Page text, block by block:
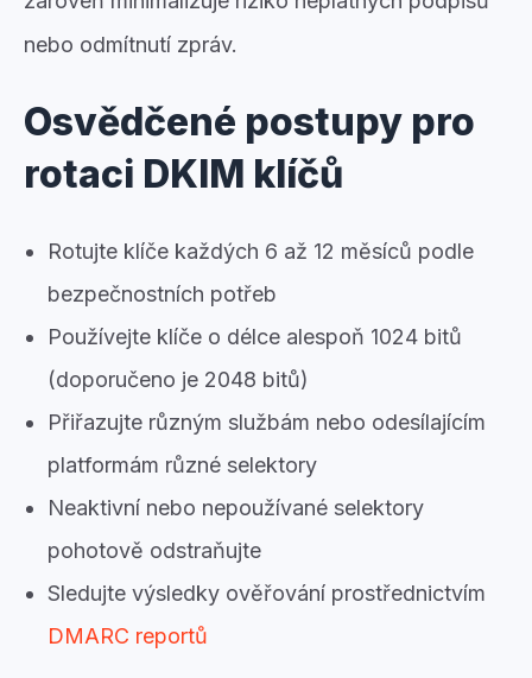
nebo odmítnutí zpráv.
Osvědčené postupy pro
rotaci DKIM klíčů
Rotujte klíče každých 6 až 12 měsíců podle
bezpečnostních potřeb
Používejte klíče o délce alespoň 1024 bitů
(doporučeno je 2048 bitů)
Přiřazujte různým službám nebo odesílajícím
platformám různé selektory
Neaktivní nebo nepoužívané selektory
pohotově odstraňujte
Sledujte výsledky ověřování prostřednictvím
DMARC reportů